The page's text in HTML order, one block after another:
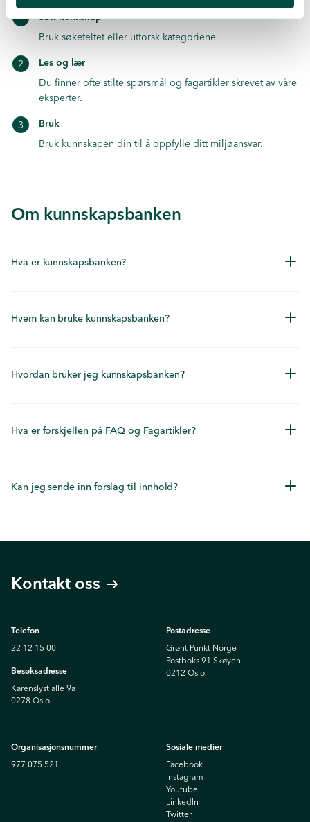
Søk kunnskap
Bruk søkefeltet eller utforsk kategoriene.
Les og lær
Du finner ofte stilte spørsmål og fagartikler skrevet av våre
eksperter.
Bruk
Bruk kunnskapen din til å oppfylle ditt miljøansvar.
Om kunnskapsbanken
Hva er kunnskapsbanken?
Hvem kan bruke kunnskapsbanken?
Hvordan bruker jeg kunnskapsbanken?
Hva er forskjellen på FAQ og Fagartikler?
Kan jeg sende inn forslag til innhold?
Kontakt oss
Telefon
22 12 15 00
Besøksadresse
Karenslyst allé 9a
0278 Oslo
Postadresse
Grønt Punkt Norge
Postboks 91 Skøyen
0212 Oslo
Organisasjonsnummer
977 075 521
Sosiale medier
Facebook
Instagram
Youtube
Linkedln
Twitter